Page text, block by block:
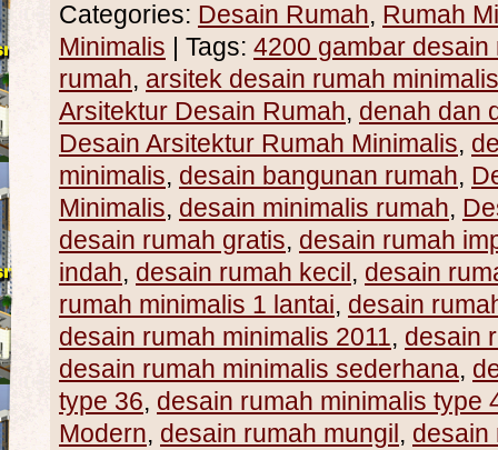
Categories: Desain Rumah, Rumah
Minimalis | Tags: 4200 gambar desain
rumah, arsitek desain rumah minimalis
Arsitektur Desain Rumah, denah dan
Desain Arsitektur Rumah Minimalis,
minimalis, desain bangunan rumah,
Minimalis, desain minimalis rumah,
desain rumah gratis, desain rumah
indah, desain rumah kecil, desain
rumah minimalis 1 lantai, desain
desain rumah minimalis 2011, desain
desain rumah minimalis sederhana,
type 36, desain rumah minimalis type
Modern, desain rumah mungil, desain